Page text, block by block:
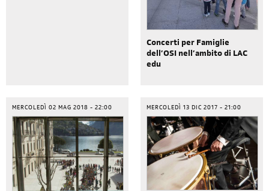
Concerti per Famiglie
dell’OSI nell’ambito di LAC
edu
MERCOLEDÌ 02 MAG 2018 - 22:00 MERCOLEDÌ 13 DIC 2017 - 21:00